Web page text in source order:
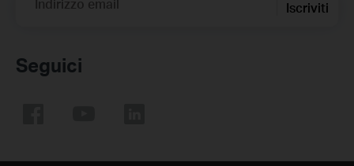
Indirizzo email Iscriviti
Seguici